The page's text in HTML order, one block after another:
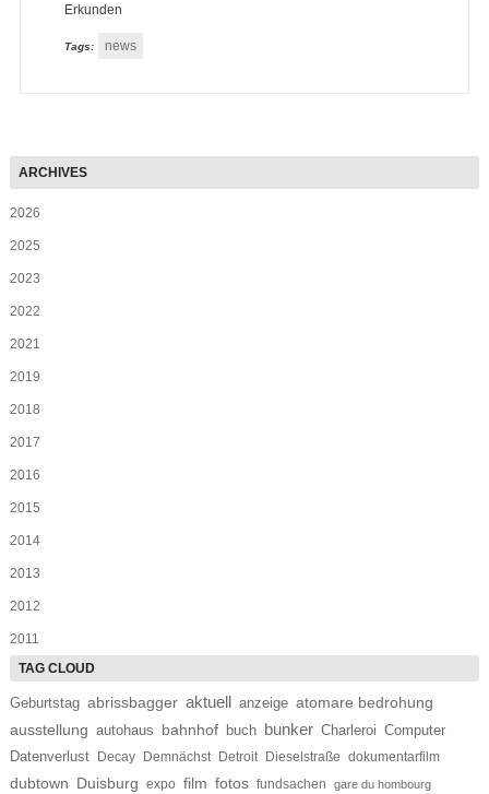
Erkunden
Tags: news
2026
2025
2023
2022
2021
2019
2018
2017
2016
2015
2014
2013
2012
2011
Geburtstag abrissbagger aktuell anzeige atomare bedrohung
ausstellung autohaus bahnhof buch bunker Charleroi Computer
Datenverlust
Decay Demnächst Detroit Dieselstraße dokumentarfilm
dubtown Duisburg expo film fotos fundsachen gare du hombourg